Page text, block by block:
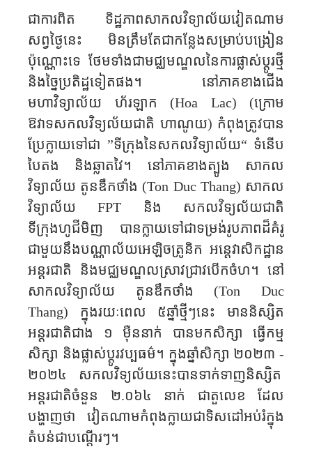
ជាការពិត ទិដ្ឋភាពសាកលវិទ្យាល័យវៀតណាម
សព្វថ្ងៃនេះ មិនត្រឹមតែជាកន្លែងសម្រាប់បង្រៀន
ប៉ុណ្ណោះទេ ថែមទាំងជាមជ្ឈមណ្ឌលនៃការផ្លាស់ប្តូរថ្មី
និង​ច្នៃប្រតិដ្ឋទៀតផង។ នៅភាគខាងជើង
មហាវិទ្យាល័យ ហ័រឡាក (Hoa Lac) (ក្រោម
ឱវាទសកលវិទ្យល័យជាតិ ហាណូយ) កំពុងត្រូវបាន
ប្រែក្លាយទៅជា ”ទីក្រុងនៃសកលវិទ្យាល័យ“ ទំនើប
បៃតង និងឆ្លាតវៃ។ នៅភាគខាងត្បូង សាកល
វិទ្យាល័យ តូនឌឹក​ថាំង (Ton Duc Thang) សាកល
វិទ្យាល័យFPT
និង សកលវិទ្យល័យ​ជាតិ
ទីក្រុងហូជីមិញ បានក្លាយទៅជាទម្រង់រូបភាពដ៏គំរូ
ជាមួយនឹងបណ្ណាល័យអេឡិចត្រូនិក អន្តេវាសិកដ្ឋាន
អន្តរជាតិ និងមជ្ឈមណ្ឌលស្រាវជ្រាវបើកចំហ។ នៅ
សាកលវិទ្យាល័យ តូនឌឹក​ថាំង (Ton Duc
Thang)
ក្នុងរយៈពេល ៥ឆ្នាំថ្មីៗនេះ មាននិស្សិត
អន្តរជាតិជាង ១ ម៉ឺននាក់ បានមកសិក្សា ធ្វើកម្ម
សិក្សា និងផ្លាស់ប្តូរវប្បធម៌។ ក្នុងឆ្នាំសិក្សា ២០២៣ -
២០២៤
សកលវិទ្យល័យនេះបានទាក់ទាញនិស្សិត
អន្តរជាតិចំនួន ២.០៦៤ នាក់ ជាតួលេខ ដែល
បង្ហាញថា វៀតណាមកំពុងក្លាយជាទិសដៅអប់រំក្នុង
តំបន់ជាបណ្តើរ​ៗ​។